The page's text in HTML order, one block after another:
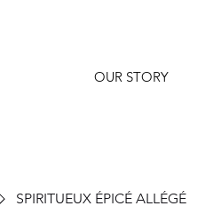
OUR STORY
SPIRITUEUX ÉPICÉ ALLÉGÉ